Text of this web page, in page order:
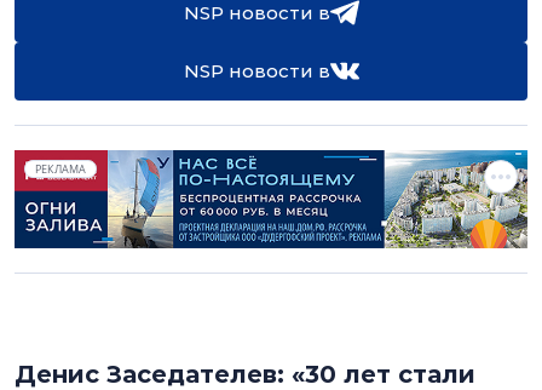
NSP новости в
NSP новости в
РЕКЛАМА
Денис Заседателев: «30 лет стали